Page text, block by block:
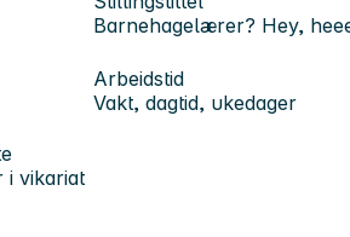
Barnehagelærer? Hey,
Arbeidstid
Vakt, dagtid, ukedager
i vikariat